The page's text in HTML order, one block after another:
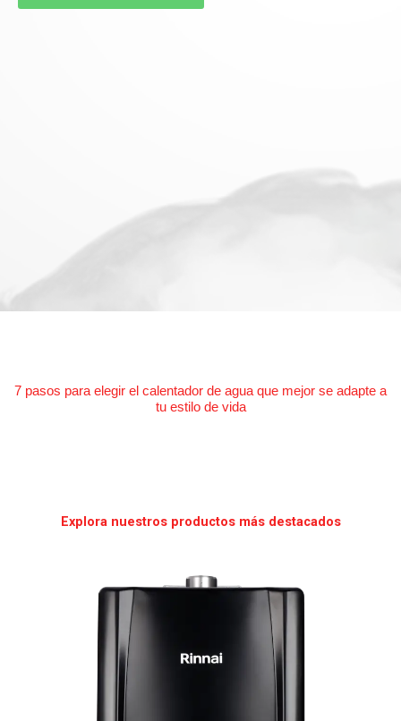
7 pasos para elegir el calentador de agua que mejor se adapte a
tu estilo de vida
Explora nuestros productos más destacados